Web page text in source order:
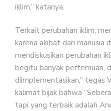
iklim,” katanya.
Terkait perubahan iklim,
karena akibat dari manusia
mendiskusikan perubahan
begitu banyak pertemuan,
diimplementasikan,” tegas
kalimat bijak bahwa
tapi yang terbaik adalah